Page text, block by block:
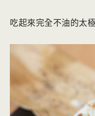
吃起來完全不油的太